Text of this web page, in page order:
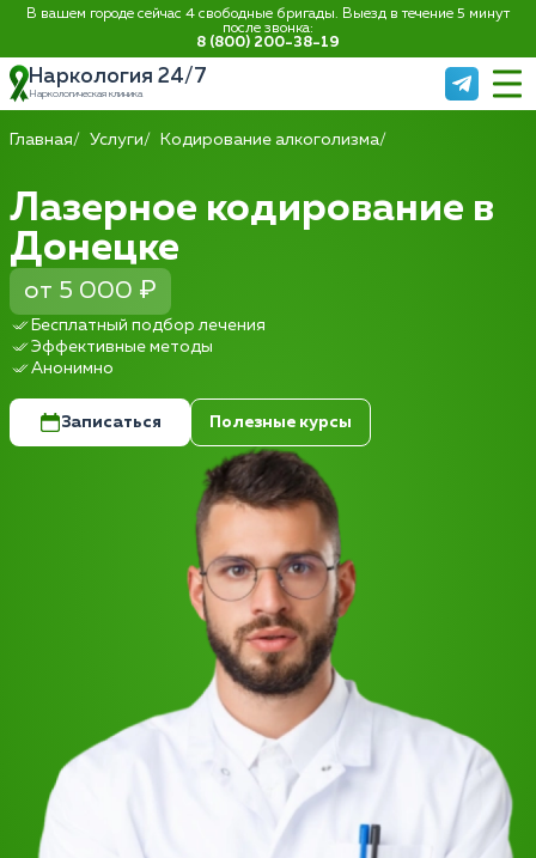
В вашем городе сейчас 4 свободные бригады. Выезд в течение 5 минут
после звонка:
8 (800) 200-38-19
Наркология 24/7
Наркологическая клиника
Главная Услуги Кодирование алкоголизма
Лазерное кодирование в
Донецке
от 5 000 ₽
Бесплатный подбор лечения
Эффективные методы
Анонимно
Записаться Полезные курсы